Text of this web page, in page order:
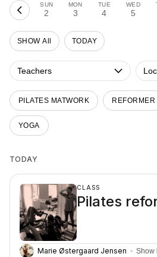
SUN
2
MON
3
TUE
4
WED
5
SHOW All TODAY
Teachers
PILATES MATWORK REFORMER
YOGA
TODAY
CLASS
Pilates
Marie Østergaard Jensen Show